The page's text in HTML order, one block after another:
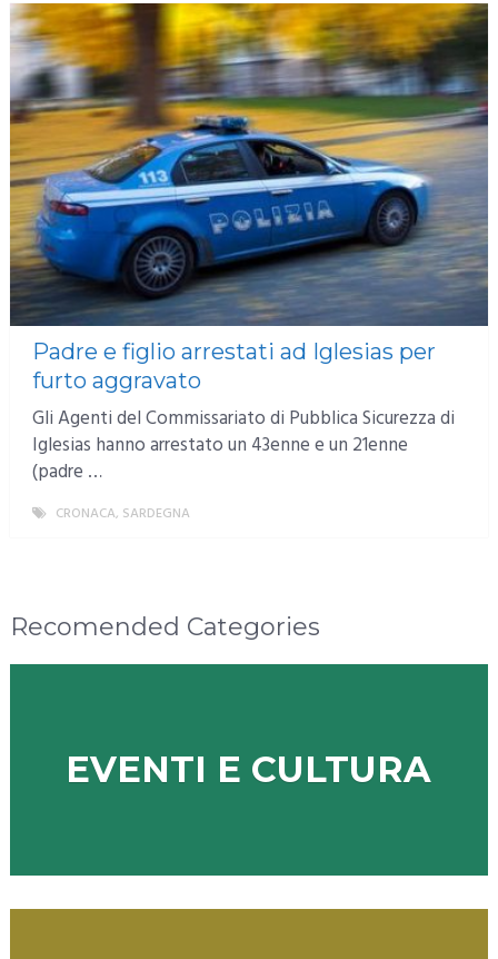
Padre e figlio arrestati ad Iglesias per
furto aggravato
Gli Agenti del Commissariato di Pubblica Sicurezza di
Iglesias hanno arrestato un 43enne e un 21enne
(padre …
CRONACA, SARDEGNA
Recomended Categories
EVENTI E CULTURA